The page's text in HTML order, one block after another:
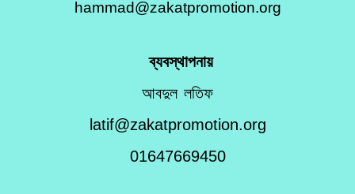
hammad@zakatpromotion.org
ব্যবস্থাপনায়
আবদুল লতিফ
latif@zakatpromotion.org
01647669450